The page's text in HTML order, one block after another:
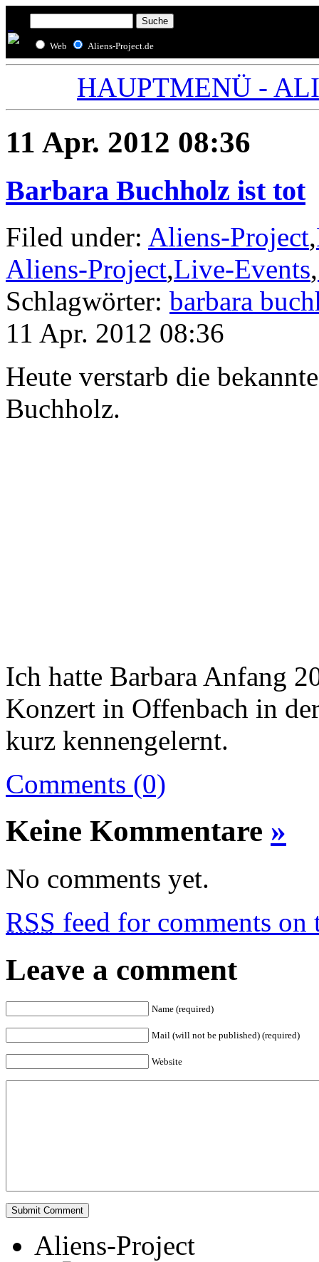
Web Aliens-Project.de
HAUPTMENÜ -
11 Apr. 2012 08:36
Barbara Buchholz ist tot
Filed under: Aliens-Project,
Aliens-Project,Live-Events,
Schlagwörter: barbara
11 Apr. 2012 08:36
Heute verstarb die
Buchholz.
Ich hatte Barbara Anfang
Konzert in Offenbach in
kurz kennengelernt.
Comments (0)
Keine Kommentare »
No comments yet.
RSS feed for comments on
Leave a comment
Name (required)
Mail (will not be published) (required)
Website
Aliens-Project